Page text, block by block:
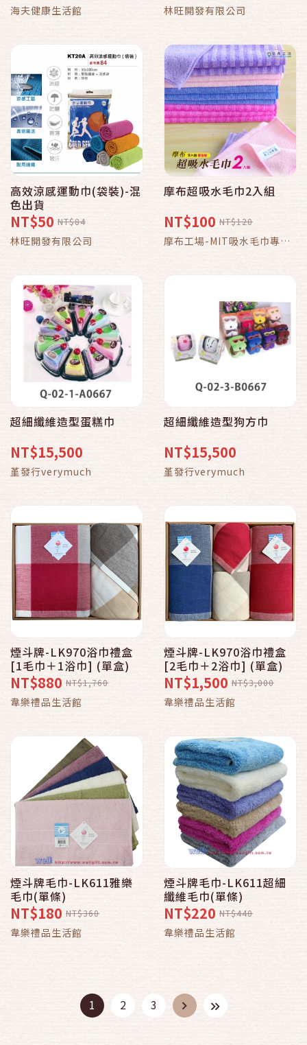
海夫健康生活館 林旺開發有限公司
高效涼感運動巾(袋裝)-混
色出貨
NT$50 NT$84
林旺開發有限公司
摩布超吸水毛巾2入組
NT$100 NT$120
摩布工場-MIT吸水毛巾專賣
超細纖維造型蛋糕巾
NT$15,500
堇發行verymuch
超細纖維造型狗方巾
NT$15,500
堇發行verymuch
煙斗牌-LK970浴巾禮盒
[1毛巾＋1浴巾] (單盒)
NT$880 NT$1,760
韋樂禮品生活館
煙斗牌-LK970浴巾禮盒
[2毛巾＋2浴巾] (單盒)
NT$1,500 NT$3,000
韋樂禮品生活館
煙斗牌毛巾-LK611雅樂
毛巾(單條)
NT$180 NT$360
韋樂禮品生活館
煙斗牌毛巾-LK611超細
纖維毛巾(單條)
NT$220 NT$440
韋樂禮品生活館
1 2 3